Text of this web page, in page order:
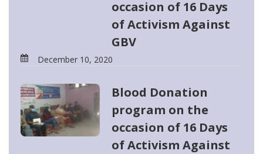
occasion of 16 Days
of Activism Against
GBV
December 10, 2020
Blood Donation
program on the
occasion of 16 Days
of Activism Against